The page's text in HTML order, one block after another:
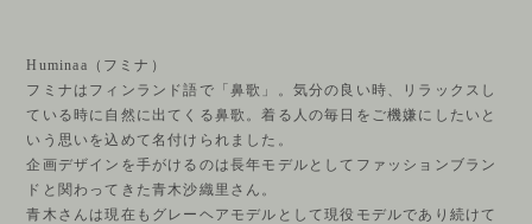
Huminaa（フミナ）
フミナはフィンランド語で「鼻歌」。気分の良い時、リラックスし
ている時に自然に出てくる鼻歌。着る人の毎日をご機嫌にしたいと
いう思いを込めて名付けられました。
企画デザインを手がけるのは長年モデルとしてファッションブラン
ドと関わってきた青木沙織里さん。
青木さんは現在もグレーヘアモデルとして現役モデルであり続けて